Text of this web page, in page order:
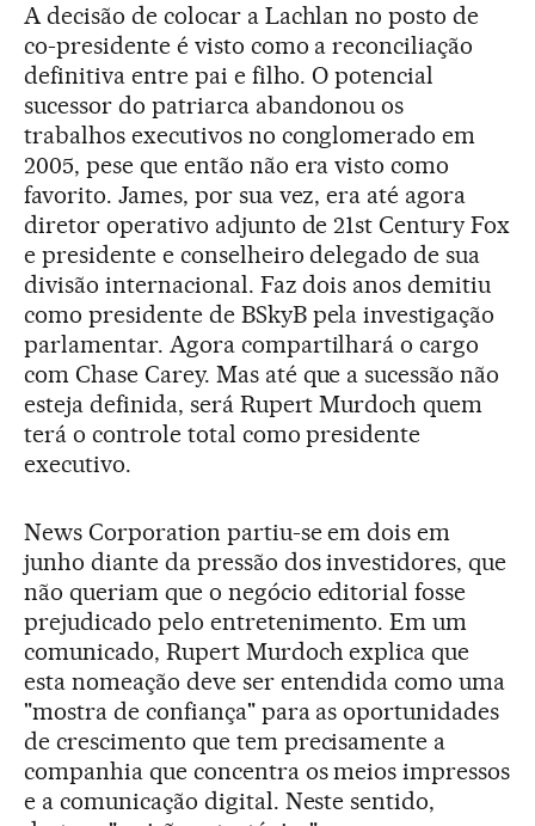
A decisão de colocar a Lachlan no posto de
co-presidente é visto como a reconciliação
definitiva entre pai e filho. O potencial
sucessor do patriarca abandonou os
trabalhos executivos no conglomerado em
2005, pese que então não era visto como
favorito. James, por sua vez, era até agora
diretor operativo adjunto de 21st Century Fox
e presidente e conselheiro delegado de sua
divisão internacional. Faz dois anos demitiu
como presidente de BSkyB pela investigação
parlamentar. Agora compartilhará o cargo
com Chase Carey. Mas até que a sucessão não
esteja definida, será Rupert Murdoch quem
terá o controle total como presidente
executivo.
News Corporation partiu-se em dois em
junho diante da pressão dos investidores, que
não queriam que o negócio editorial fosse
prejudicado pelo entretenimento. Em um
comunicado, Rupert Murdoch explica que
esta nomeação deve ser entendida como uma
"mostra de confiança" para as oportunidades
de crescimento que tem precisamente a
companhia que concentra os meios impressos
e a comunicação digital. Neste sentido,